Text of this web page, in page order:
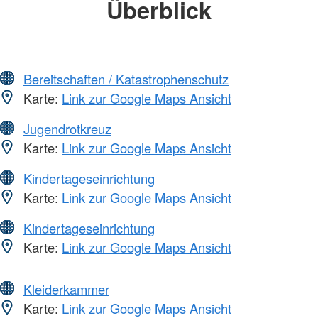
Überblick
Bereitschaften / Katastrophenschutz
Karte: Link zur Google Maps Ansicht
Jugendrotkreuz
Karte: Link zur Google Maps Ansicht
Kindertageseinrichtung
Karte: Link zur Google Maps Ansicht
Kindertageseinrichtung
Karte: Link zur Google Maps Ansicht
Kleiderkammer
Karte: Link zur Google Maps Ansicht